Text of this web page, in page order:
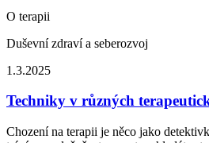
O terapii
Duševní zdraví a seberozvoj
1.3.2025
Techniky v různých
Chození na terapii je něco jako